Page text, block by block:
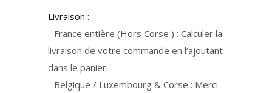
Livraison :
- France entière (Hors Corse ) : Calculer la
livraison de votre commande en l’ajoutant
dans le panier.
- Belgique / Luxembourg & Corse : Merci